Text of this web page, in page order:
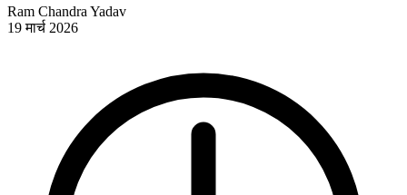
Ram Chandra Yadav
19 मार्च 2026